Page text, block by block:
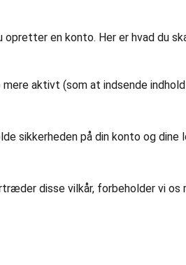
en konto. Her er hvad du
mere aktivt (som at indsende
sikkerheden på din konto og
disse vilkår, forbeholder vi